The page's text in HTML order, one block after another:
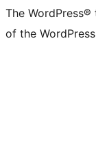
The
of the